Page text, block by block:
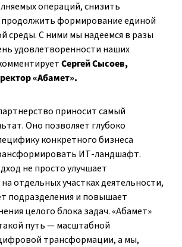
операций, снизить
формирование единой
среды. С ними мы надеемся в разы
удовлетворенности наших
Сергей Сысоев,
«Абамет».
приносит самый
Оно позволяет глубоко
конкретного бизнеса
ИТ-ландшафт.
не просто улучшает
отдельных участках деятельности,
подразделения и повышает
целого блока задач. «Абамет»
путь — масштабной
трансформации, а мы,